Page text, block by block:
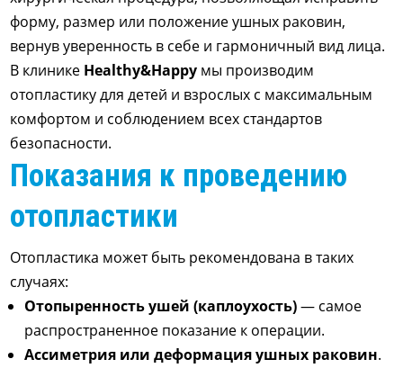
форму, размер или положение ушных раковин,
вернув уверенность в себе и гармоничный вид лица.
В клинике Healthy&Happy мы производим
отопластику для детей и взрослых с максимальным
комфортом и соблюдением всех стандартов
безопасности.
Показания к проведению
отопластики
Отопластика может быть рекомендована в таких
случаях:
Отопыренность ушей (каплоухость)— самое
распространенное показание к операции.
Ассиметрия или деформация ушных раковин.